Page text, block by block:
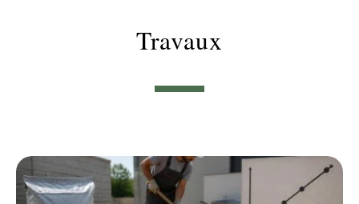
Travaux